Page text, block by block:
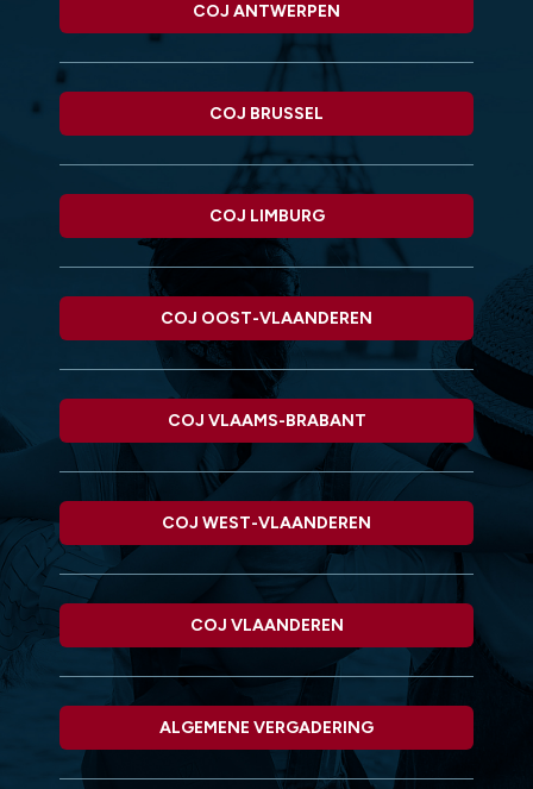
COJ ANTWERPEN
COJ BRUSSEL
COJ LIMBURG
COJ OOST-VLAANDEREN
COJ VLAAMS-BRABANT
COJ WEST-VLAANDEREN
COJ VLAANDEREN
ALGEMENE VERGADERING